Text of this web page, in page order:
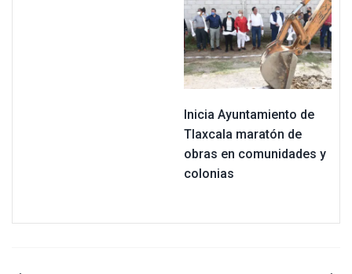
Inicia Ayuntamiento de
Tlaxcala maratón de
obras en comunidades y
colonias